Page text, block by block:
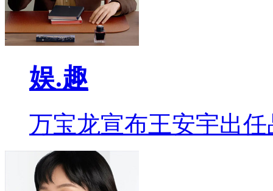
娱.趣
万宝龙宣布王安宇出